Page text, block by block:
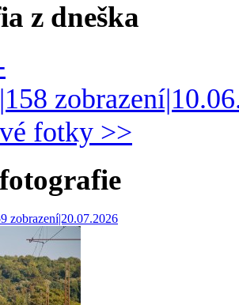
z dneška
fotky >>